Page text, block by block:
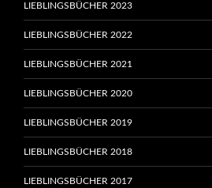
LIEBLINGSBÜCHER 2023
LIEBLINGSBÜCHER 2022
LIEBLINGSBÜCHER 2021
LIEBLINGSBÜCHER 2020
LIEBLINGSBÜCHER 2019
LIEBLINGSBÜCHER 2018
LIEBLINGSBÜCHER 2017